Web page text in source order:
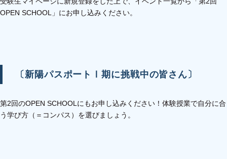
OPEN SCHOOL」にお申し込みください。
〔新陽パスポートⅠ期に挑戦中の皆さん〕
第2回のOPEN SCHOOLにもお申し込みください！体験授業で自分に合
う学び方（＝コンパス）を選びましょう。